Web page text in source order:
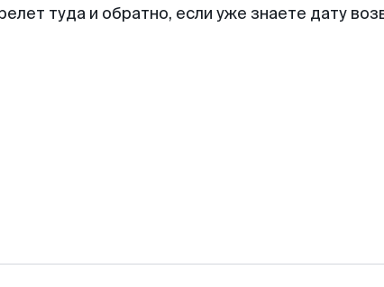
туда и обратно, если уже знаете дату